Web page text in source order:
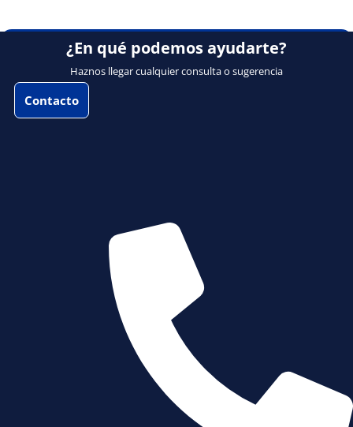
¿En qué podemos ayudarte?
Haznos llegar cualquier consulta o sugerencia
Contacto